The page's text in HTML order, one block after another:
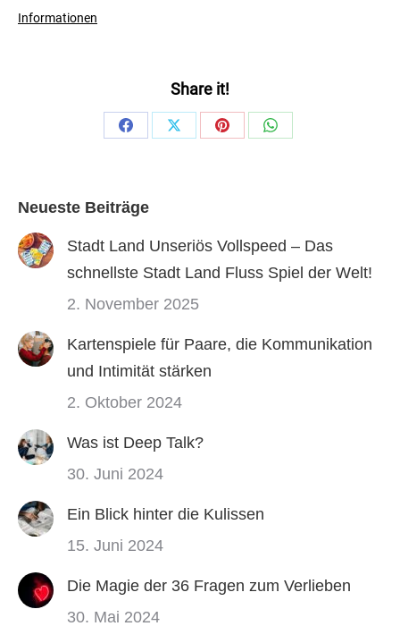
Informationen
Share it!
Share
Share
Share
Share
Neueste Beiträge
Stadt Land Unseriös Vollspeed – Das
schnellste Stadt Land Fluss Spiel der Welt!
2. November 2025
Kartenspiele für Paare, die Kommunikation
und Intimität stärken
2. Oktober 2024
Was ist Deep Talk?
30. Juni 2024
Ein Blick hinter die Kulissen
15. Juni 2024
Die Magie der 36 Fragen zum Verlieben
30. Mai 2024